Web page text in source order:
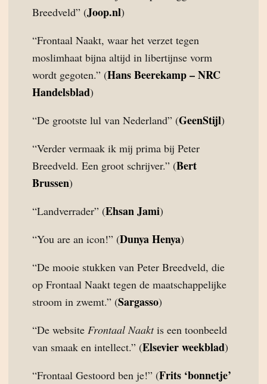
Breedveld” (Joop.nl)
“Frontaal Naakt, waar het verzet tegen
moslimhaat bijna altijd in libertijnse vorm
wordt gegoten.” (Hans Beerekamp – NRC
Handelsblad)
“De grootste lul van Nederland” (GeenStijl)
“Verder vermaak ik mij prima bij Peter
Breedveld. Een groot schrijver.” (Bert
Brussen)
“Landverrader” (Ehsan Jami)
“You are an icon!” (Dunya Henya)
“De mooie stukken van Peter Breedveld, die
op Frontaal Naakt tegen de maatschappelijke
stroom in zwemt.” (Sargasso)
“De website Frontaal Naaktis een toonbeeld
van smaak en intellect.” (Elsevier weekblad)
“Frontaal Gestoord ben je!” (Frits ‘bonnetje’